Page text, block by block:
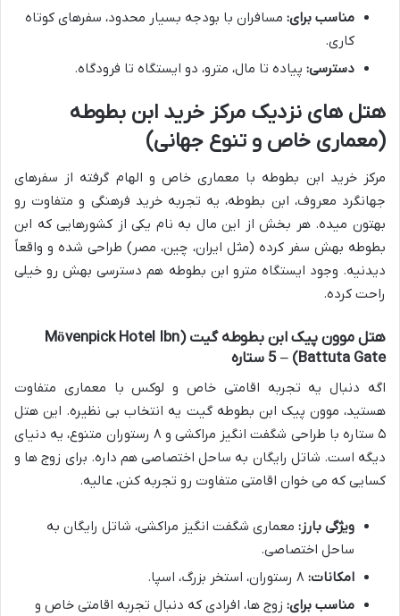
مناسب برای: مسافران با بودجه بسیار محدود، سفرهای کوتاه
کاری.
دسترسی: پیاده تا مال، مترو، دو ایستگاه تا فرودگاه.
هتل های نزدیک مرکز خرید ابن بطوطه
(معماری خاص و تنوع جهانی)
مرکز خرید ابن بطوطه با معماری خاص و الهام گرفته از سفرهای
جهانگرد معروف، ابن بطوطه، یه تجربه خرید فرهنگی و متفاوت رو
بهتون میده. هر بخش از این مال به نام یکی از کشورهایی که ابن
بطوطه بهش سفر کرده (مثل ایران، چین، مصر) طراحی شده و واقعاً
دیدنیه. وجود ایستگاه مترو ابن بطوطه هم دسترسی بهش رو خیلی
راحت کرده.
هتل موون پیک ابن بطوطه گیت (Mövenpick Hotel Ibn
Battuta Gate) – 5 ستاره
اگه دنبال یه تجربه اقامتی خاص و لوکس با معماری متفاوت
هستید، موون پیک ابن بطوطه گیت یه انتخاب بی نظیره. این هتل
۵ ستاره با طراحی شگفت انگیز مراکشی و ۸ رستوران متنوع، یه دنیای
دیگه است. شاتل رایگان به ساحل اختصاصی هم داره. برای زوج ها و
کسایی که می خوان اقامتی متفاوت رو تجربه کنن، عالیه.
ویژگی بارز: معماری شگفت انگیز مراکشی، شاتل رایگان به
ساحل اختصاصی.
امکانات:
مناسب برای: زوج ها، افرادی که دنبال تجربه اقامتی خاص و